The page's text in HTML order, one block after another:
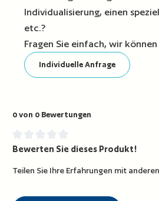
Individualisierung, einen
etc.?
Fragen Sie einfach, wir
Individuelle Anfrage
0 von 0 Bewertungen
Durchschnittliche Bewertung von 0
Bewerten Sie dieses Produkt!
Teilen Sie Ihre Erfahrungen mit